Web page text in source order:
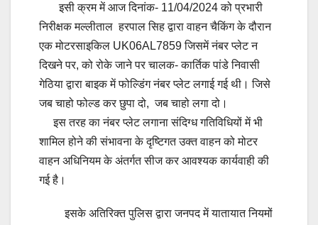
इसी क्रम में आज दिनांक- 11/04/2024 को प्रभारी
निरीक्षक मल्लीताल हरपाल सिह द्वारा वाहन चैकिंग के दौरान
एक मोटरसाइकिल UK06AL7859 जिसमें नंबर प्लेट न
दिखने पर, को रोके जाने पर चालक- कार्तिक पांडे निवासी
गेठिया द्वारा बाइक में फोल्डिंग नंबर प्लेट लगाई गई थी। जिसे
जब चाहो फोल्ड कर छुपा दो, जब चाहो लगा दो।
इस तरह का नंबर प्लेट लगाना संदिग्ध गतिविधियों में भी
शामिल होने की संभावना के दृष्टिगत उक्त वाहन को मोटर
वाहन अधिनियम के अंतर्गत सीज कर आवश्यक कार्यवाही की
गई है।
इसके अतिरिक्त पुलिस द्वारा जनपद में यातायात नियमों